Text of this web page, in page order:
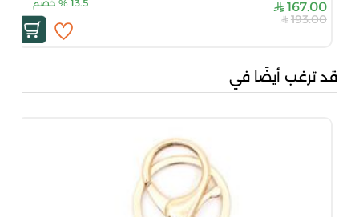
167.00
13.5
% خصم
193.00
قد ترغب أيضًا في